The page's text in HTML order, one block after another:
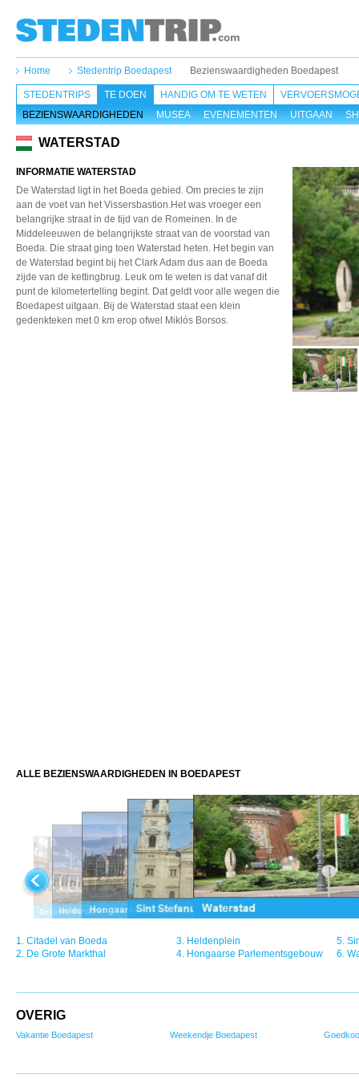
Home Stedentrip Boedapest Bezienswaardigheden Boedapest
STEDENTRIPS
TE DOEN
BEZIENSWAARDIGHEDEN
MUSEA EVENEMENTEN UITGAAN
HANDIG OM TE WETEN
WATERSTAD
INFORMATIE WATERSTAD
De Waterstad ligt in het Boeda gebied. Om precies te zijn
aan de voet van het Vissersbastion.Het was vroeger een
belangrijke straat in de tijd van de Romeinen. In de
Middeleeuwen de belangrijkste straat van de voorstad van
Boeda. Die straat ging toen Waterstad heten. Het begin van
de Waterstad begint bij het Clark Adam dus aan de Boeda
zijde van de kettingbrug. Leuk om te weten is dat vanaf dit
punt de kilometertelling begint. Dat geldt voor alle wegen die
Boedapest uitgaan. Bij de Waterstad staat een klein
gedenkteken met 0 km erop ofwel Miklós Borsos.
ALLE BEZIENSWAARDIGHEDEN IN BOEDAPEST
1. Citadel van Boeda
2. De Grote Markthal
3. Heldenplein
4. Hongaarse Parlementsgebouw
5.
6.
OVERIG
Vakantie Boedapest Weekendje Boedapest